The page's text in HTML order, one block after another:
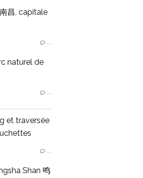
昌, capitale
naturel de
et traversée
Shan 鸣